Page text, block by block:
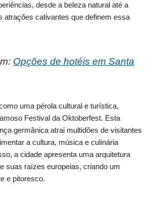
desde a beleza natural até a
atrações cativantes que definem essa
Opções de hotéis em Santa
uma pérola cultural e turística,
Festival da Oktoberfest. Esta
germânica atrai multidões de visitantes
a cultura, música e culinária
a cidade apresenta uma arquitetura
suas raízes europeias, criando um
e pitoresco.